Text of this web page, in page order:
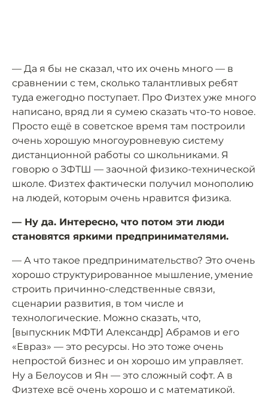
— Да я бы не сказал, что их очень много — в
сравнении с тем, сколько талантливых ребят
туда ежегодно поступает. Про Физтех уже много
написано, вряд ли я сумею сказать что-то новое.
Просто ещё в советское время там построили
очень хорошую многоуровневую систему
дистанционной работы со школьниками. Я
говорю о ЗФТШ — заочной физико-технической
школе. Физтех фактически получил монополию
на людей, которым очень нравится физика.
— Ну да. Интересно, что потом эти люди
становятся яркими предпринимателями.
— А что такое предпринимательство? Это очень
хорошо структурированное мышление, умение
строить причинно-следственные связи,
сценарии развития, в том числе и
технологические. Можно сказать, что,
[выпускник МФТИ Александр] Абрамов и его
«Евраз» — это ресурсы. Но это тоже очень
непростой бизнес и он хорошо им управляет.
Ну а Белоусов и Ян — это сложный софт. А в
Физтехе всё очень хорошо и с математикой.